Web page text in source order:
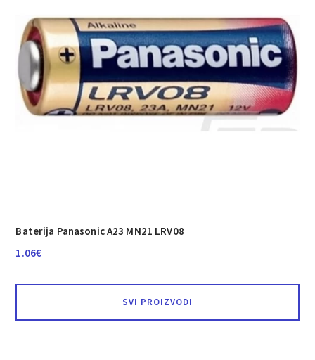
Baterija Panasonic A23 MN21 LRV08
1.06€
SVI PROIZVODI